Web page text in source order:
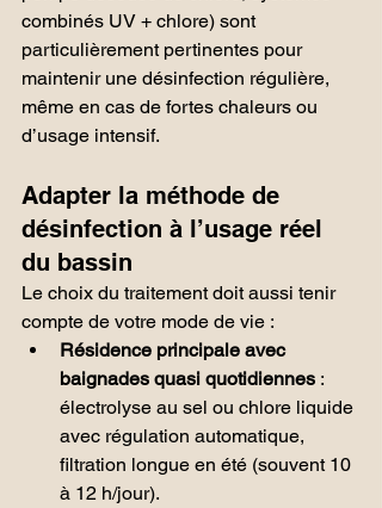
combinés UV + chlore) sont
particulièrement pertinentes pour
maintenir une désinfection régulière,
même en cas de fortes chaleurs ou
d’usage intensif.
Adapter la méthode de
désinfection à l’usage réel
du bassin
Le choix du traitement doit aussi tenir
compte de votre mode de vie :
Résidence principale avec
baignades quasi quotidiennes :
électrolyse au sel ou chlore liquide
avec régulation automatique,
filtration longue en été (souvent 10
à 12 h/jour).